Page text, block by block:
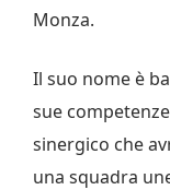
Monza.
Il suo nome è
sue
sinergico che
una squadra